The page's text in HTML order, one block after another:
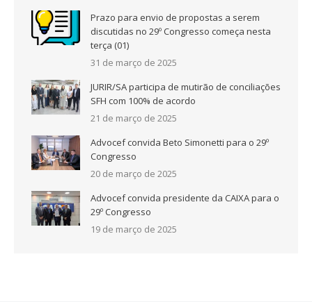
Prazo para envio de propostas a serem
discutidas no 29º Congresso começa nesta
terça (01)
31 de março de 2025
JURIR/SA participa de mutirão de conciliações
SFH com 100% de acordo
21 de março de 2025
Advocef convida Beto Simonetti para o 29º
Congresso
20 de março de 2025
Advocef convida presidente da CAIXA para o
29º Congresso
19 de março de 2025